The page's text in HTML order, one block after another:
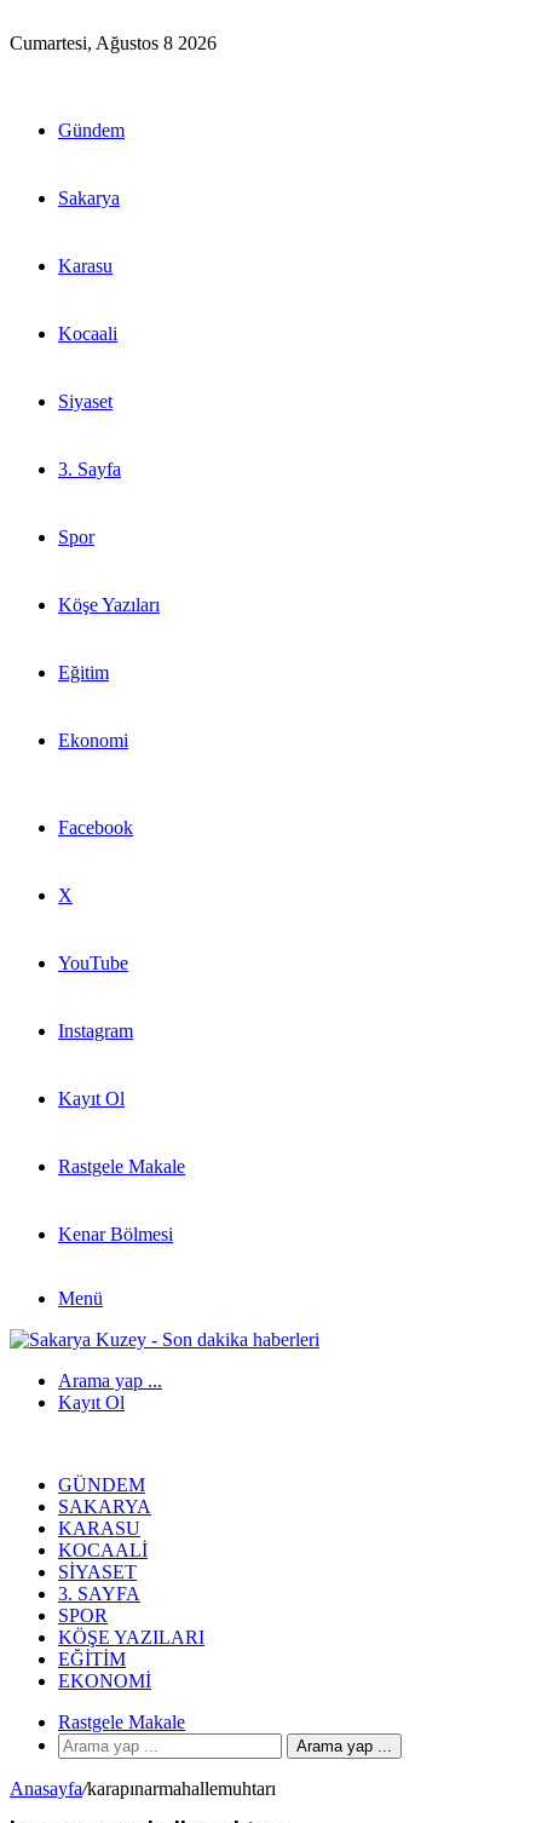
Cumartesi, Ağustos 8 2026
Gündem
Sakarya
Karasu
Kocaali
Siyaset
3. Sayfa
Spor
Köşe Yazıları
Eğitim
Ekonomi
Facebook
X
YouTube
Instagram
Kayıt Ol
Rastgele Makale
Kenar Bölmesi
Menü
Arama yap ...
Kayıt Ol
GÜNDEM
SAKARYA
KARASU
KOCAALI
SIYASET
3. SAYFA
SPOR
KÖŞE YAZILARI
EĞITIM
EKONOMI
Rastgele Makale
Arama yap ...
Anasayfa/karapınarmahallemuhtarı